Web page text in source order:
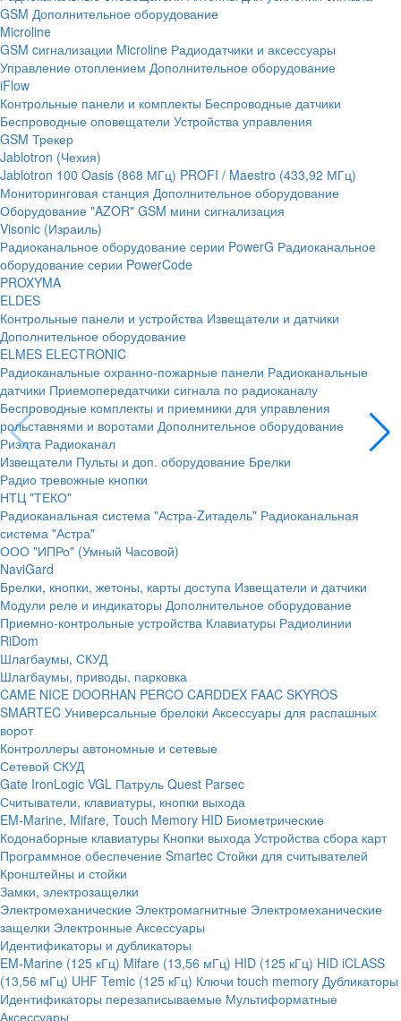
GSM Дополнительное оборудование
Microline
GSM cигнализации Microline Радиодатчики и аксессуары
Управление отоплением Дополнительное оборудование
iFlow
Контрольные панели и комплекты Беспроводные датчики
Беспроводные оповещатели Устройства управления
GSM Трекер
Jablotron (Чехия)
Jablotron 100 Oasis (868 МГц) PROFI / Maestro (433,92 МГц)
Мониторинговая станция Дополнительное оборудование
Оборудование "AZOR" GSM мини сигнализация
Visonic (Израиль)
Радиоканальное оборудование серии PowerG Радиоканальное
оборудование серии PowerCode
PROXYMA
ELDES
Контрольные панели и устройства Извещатели и датчики
Дополнительное оборудование
ELMES ELECTRONIC
Радиоканальные охранно-пожарные панели Радиоканальные
датчики Приемопередатчики сигнала по радиоканалу
Беспроводные комплекты и приемники для управления
рольставнями и воротами Дополнительное оборудование
Риэлта Радиоканал
Извещатели Пульты и доп. оборудование Брелки
Радио тревожные кнопки
НТЦ "ТЕКО"
Радиоканальная система "Астра-Zитадель" Радиоканальная
система "Астра"
ООО "ИПРо" (Умный Часовой)
NaviGard
Брелки, кнопки, жетоны, карты доступа Извещатели и датчики
Модули реле и индикаторы Дополнительное оборудование
Приемно-контрольные устройства Клавиатуры Радиолинии
RiDom
Шлагбаумы, СКУД
Шлагбаумы, приводы, парковка
CAME NICE DOORHAN PERCO CARDDEX FAAC SKYROS
SMARTEC Универсальные брелоки Аксессуары для распашных
ворот
Контроллеры автономные и сетевые
Сетевой СКУД
Gate IronLogic VGL Патруль Quest Parsec
Считыватели, клавиатуры, кнопки выхода
EM-Marine, Mifare, Touch Memory HID Биометрические
Кодонаборные клавиатуры Кнопки выхода Устройства сбора карт
Программное обеспечение Smartec Стойки для считывателей
Кронштейны и стойки
Замки, электрозащелки
Электромеханические Электромагнитные Электромеханические
защелки Электронные Аксессуары
Идентификаторы и дубликаторы
EM-Marine (125 кГц) Mifare (13,56 мГц) HID (125 кГц) HID iCLASS
(13,56 мГц) UHF Temic (125 кГц) Ключи touch memory Дубликаторы
Идентификаторы перезаписываемые Мультиформатные
Аксессуары